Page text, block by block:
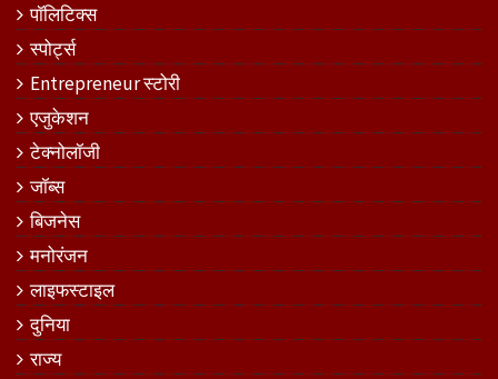
पॉलिटिक्स
स्पोर्ट्स
Entrepreneur स्टोरी
एजुकेशन
टेक्नोलॉजी
जॉब्स
बिजनेस
मनोरंजन
लाइफस्टाइल
दुनिया
राज्य